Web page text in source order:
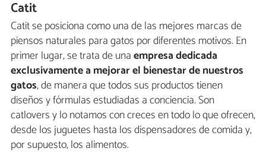
Catit
Catit se posiciona como una de las mejores marcas de
piensos naturales para gatos por diferentes motivos. En
primer lugar, se trata de unaempresa dedicada
exclusivamente a mejorar el bienestar de nuestros
gatos, de manera que todos sus productos tienen
diseños y fórmulas estudiadas a conciencia. Son
catlovers y lo notamos con creces en todo lo que ofrecen,
desde los juguetes hasta los dispensadores de comida y,
por supuesto, los alimentos.